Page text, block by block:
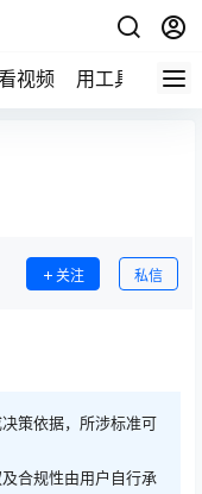
视频 用工具 论技
关注 私信
策依据，所涉标准可
合规性由用户自行承